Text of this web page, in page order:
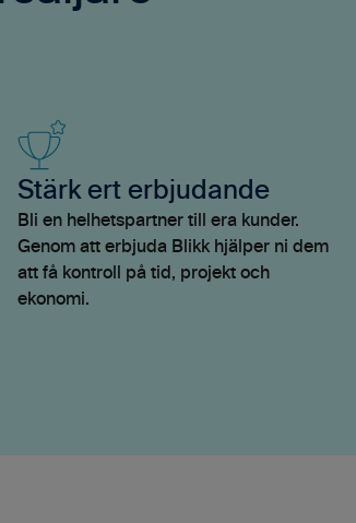
Stärk ert erbjudande
Bli en helhetspartner till era kunder.
Genom att erbjuda Blikk hjälper ni dem
att få kontroll på tid, projekt och
ekonomi.